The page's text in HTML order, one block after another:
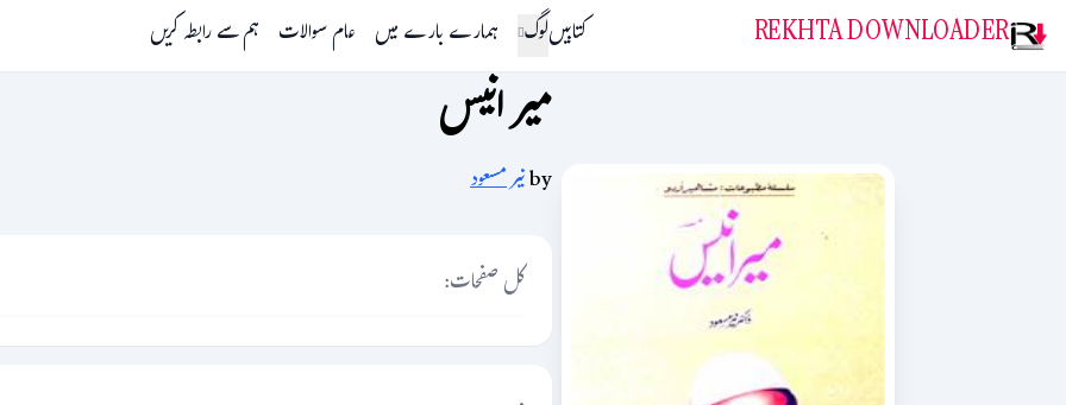
REKHTA DOWNLOADER کتابیںلوگ ہمارے بارے میں عام سوالات ہم سے رابطہ کریں
میر انیس
byنیر مسعود
کل صفحات: